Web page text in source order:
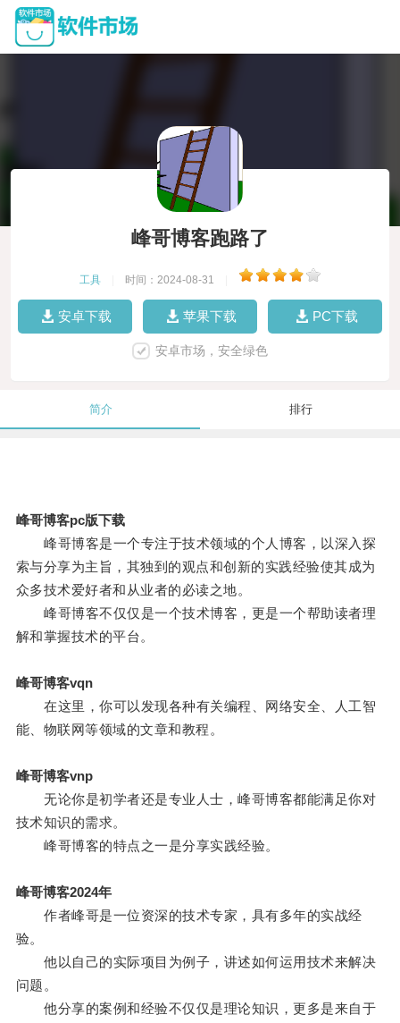
峰哥博客跑路了
工具 时间：2024-08-31
安卓下载 苹果下载 PC下载
安卓市场，安全绿色
简介 排行
峰哥博客pc版下载
峰哥博客是一个专注于技术领域的个人博客，以深入探
索与分享为主旨，其独到的观点和创新的实践经验使其成为
众多技术爱好者和从业者的必读之地。
峰哥博客不仅仅是一个技术博客，更是一个帮助读者理
解和掌握技术的平台。
峰哥博客vqn
在这里，你可以发现各种有关编程、网络安全、人工智
能、物联网等领域的文章和教程。
峰哥博客vnp
无论你是初学者还是专业人士，峰哥博客都能满足你对
技术知识的需求。
峰哥博客的特点之一是分享实践经验。
峰哥博客2024年
作者峰哥是一位资深的技术专家，具有多年的实战经
验。
他以自己的实际项目为例子，讲述如何运用技术来解决
问题。
他分享的案例和经验不仅仅是理论知识，更多是来自于